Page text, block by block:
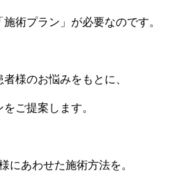
術プラン」が必要なのです。
様のお悩みをもとに、
ご提案します。
にあわせた施術方法を。